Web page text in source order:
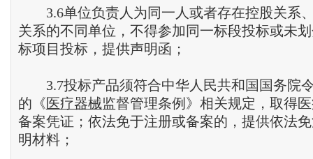
3.6单位负责人为同一人或者存在控股关系
关系的不同单位，不得参加同一标段投标或未
标项目投标，提供声明函；
3.7投标产品须符合中华人民共和国国务院
的《医疗器械监督管理条例》相关规定，取得
备案凭证；依法免于注册或备案的，提供依法
明材料；